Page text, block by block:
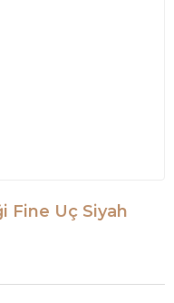
Fine Uç Siyah